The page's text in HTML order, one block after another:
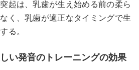
起は、乳歯が生え始める前の柔ら
く、乳歯が適正なタイミングで生
る。
い発音のトレーニングの効果